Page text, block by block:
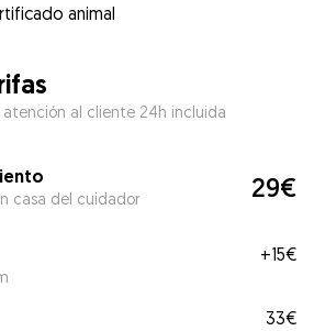
animal
atención al cliente 24h incluida
casa del cuidador 29€
+15€
33€